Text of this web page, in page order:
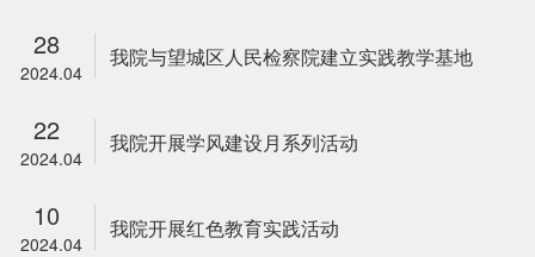
28
2024.04
我院与望城区人民检察院建立实践教学基地
22
2024.04
我院开展学风建设月系列活动
10
2024.04
我院开展红色教育实践活动